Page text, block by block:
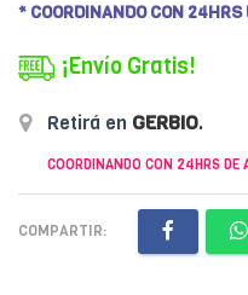
* COORDINANDO CON
¡Envío Gratis!
Retirá en GERBIO.
COORDINANDO CON 24HRS DE
COMPARTIR: